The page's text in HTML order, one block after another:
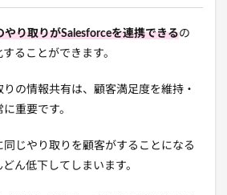
やり取りがSalesforceを連携できるの
ることができます。
の情報共有は、顧客満足度を維持・
重要です。
じやり取りを顧客がすることになる
ん低下してしまいます。